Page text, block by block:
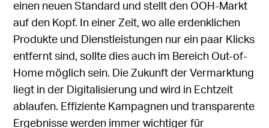
einen neuen Standard und stellt den OOH-Markt
auf den Kopf. In einer Zeit, wo alle erdenklichen
Produkte und Dienstleistungen nur ein paar Klicks
entfernt sind, sollte dies auch im Bereich Out-of-
Home möglich sein. Die Zukunft der Vermarktung
liegt in der Digitalisierung und wird in Echtzeit
ablaufen. Effiziente Kampagnen und transparente
Ergebnisse werden immer wichtiger für